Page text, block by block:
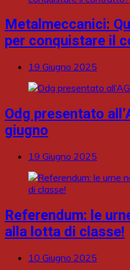
Metalmeccanici:
per conquistare il
19 Giugno 2025
Odg presentato
giugno
19 Giugno 2025
Referendum: le
alla lotta di classe!
10 Giugno 2025